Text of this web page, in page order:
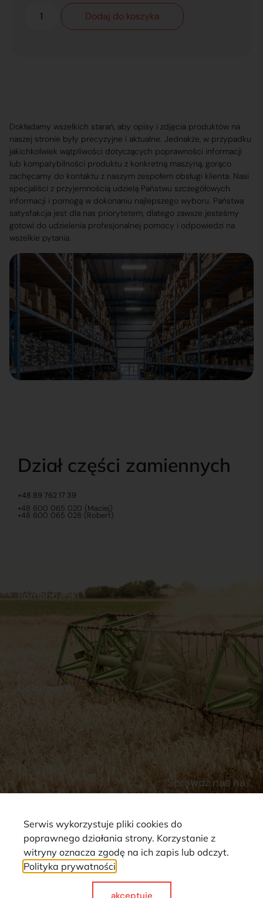
Dodaj do koszyka
Dokładamy wszelkich starań, aby opisy i zdjęcia produktów na
naszej stronie były precyzyjne i aktualne. Jednakże, w przypadku
jakichkolwiek wątpliwości dotyczących poprawności informacji
lub kompatybilności produktu z konkretną maszyną, gorąco
zachęcamy do kontaktu z naszym zespołem obsługi klienta. Nasi
specjaliści z przyjemnością udzielą Państwu szczegółowych
informacji i pomogą w dokonaniu najlepszego wyboru. Państwa
satysfakcja jest dla nas priorytetem, dlatego zawsze jesteśmy
gotowi do udzielenia profesjonalnej pomocy i odpowiedzi na
wszelkie pytania.
Dział części zamiennych
+48 89 762 17 39
+48 600 065 020 (Maciej)
+48 600 065 028 (Robert)
Dokumenty
Regulamin
Polityka prywatności
Reklamacje i zwroty
Dostawy
Płatności
Romanowski
Sklep internetowy
Praca
Ubezpieczenia
Sprawdź nas na
Strona wykorzystuje pliki cookie. Wszystkie prawa zastrzeżone ©
Serwis wykorzystuje pliki cookies do
poprawnego działania strony. Korzystanie z
witryny oznacza zgodę na ich zapis lub odczyt.
Polityka prywatności
akceptuje